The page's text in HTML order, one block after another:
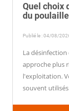
Quel choix
du
Publié le : 04/08/
La
approche plus
l'exploitation.
souvent